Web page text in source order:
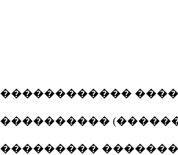
������������
����������
���������